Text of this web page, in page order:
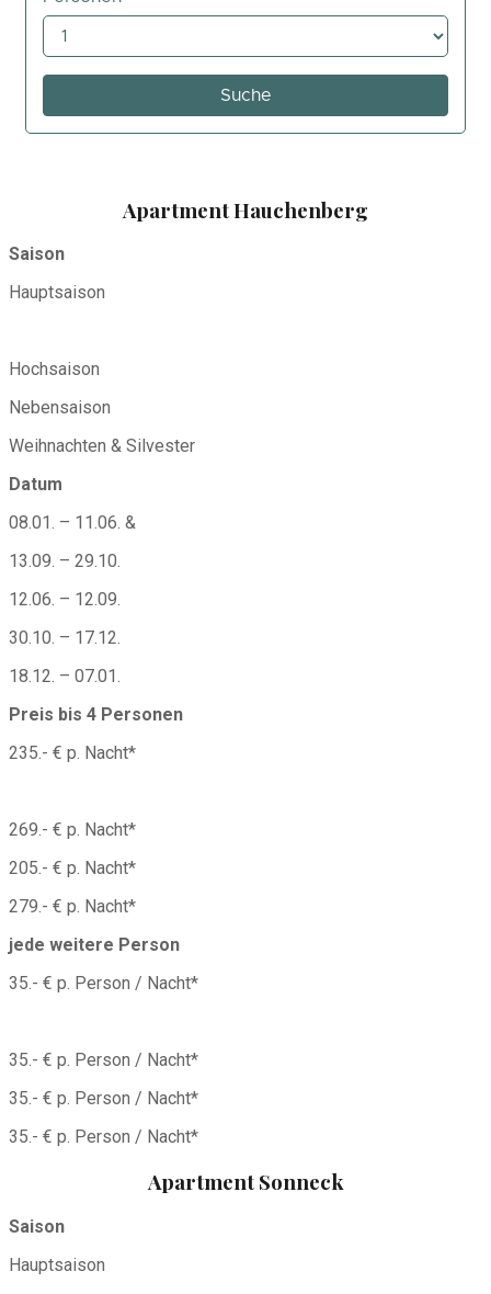
Apartment Hauchenberg
Saison
Hauptsaison
Hochsaison
Nebensaison
Weihnachten & Silvester
Datum
08.01. – 11.06. &
13.09. – 29.10.
12.06. – 12.09.
30.10. – 17.12.
18.12. – 07.01.
Preis bis 4 Personen
235.- € p. Nacht*
269.- € p. Nacht*
205.- € p. Nacht*
279.- € p. Nacht*
jede weitere Person
35.- € p. Person / Nacht*
35.- € p. Person / Nacht*
35.- € p. Person / Nacht*
35.- € p. Person / Nacht*
Apartment Sonneck
Saison
Hauptsaison